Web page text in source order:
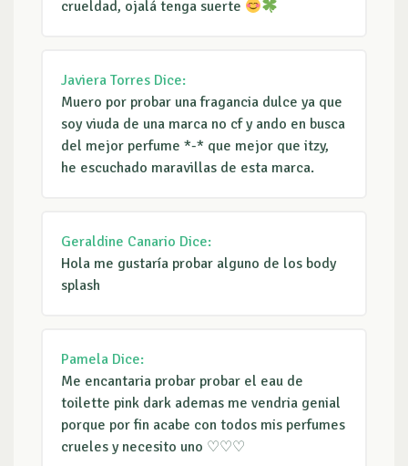
crueldad, ojalá tenga suerte
Javiera Torres Dice:
Muero por probar una fragancia dulce ya que
soy viuda de una marca no cf y ando en busca
del mejor perfume *-* que mejor que itzy,
he escuchado maravillas de esta marca.
Geraldine Canario Dice:
Hola me gustaría probar alguno de los body
splash
Pamela Dice:
Me encantaria probar probar el eau de
toilette pink dark ademas me vendria genial
porque por fin acabe con todos mis perfumes
crueles y necesito uno ♡♡♡